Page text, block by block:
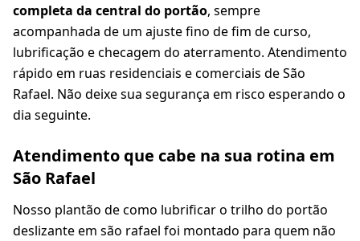
completa da central do portão, sempre
acompanhada de um ajuste fino de fim de curso,
lubrificação e checagem do aterramento. Atendimento
rápido em ruas residenciais e comerciais de São
Rafael. Não deixe sua segurança em risco esperando o
dia seguinte.
Atendimento que cabe na sua rotina em
São Rafael
Nosso plantão de como lubrificar o trilho do portão
deslizante em são rafael foi montado para quem não